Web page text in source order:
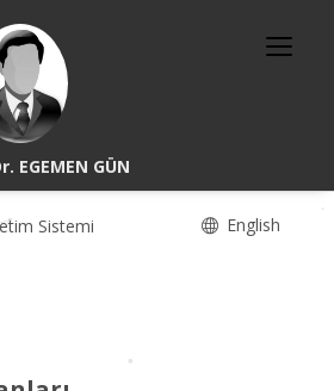
EGEMEN GÜN
Sistemi English